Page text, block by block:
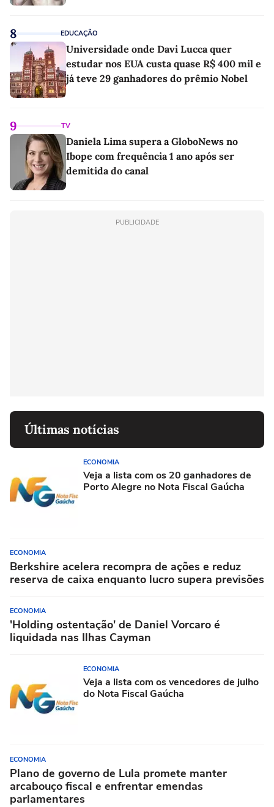
8 EDUCAÇÃO
Universidade onde Davi Lucca quer
estudar nos EUA custa quase R$ 400 mil e
já teve 29 ganhadores do prêmio Nobel
9 TV
Daniela Lima supera a GloboNews no
Ibope com frequência 1 ano após ser
demitida do canal
PUBLICIDADE
Últimas notícias
ECONOMIA
Veja a lista com os 20 ganhadores de
Porto Alegre no Nota Fiscal Gaúcha
ECONOMIA
Berkshire acelera recompra de ações e reduz
reserva de caixa enquanto lucro supera previsões
ECONOMIA
'Holding ostentação' de Daniel Vorcaro é
liquidada nas Ilhas Cayman
ECONOMIA
Veja a lista com os vencedores de julho
do Nota Fiscal Gaúcha
ECONOMIA
Plano de governo de Lula promete manter
arcabouço fiscal e enfrentar emendas
parlamentares